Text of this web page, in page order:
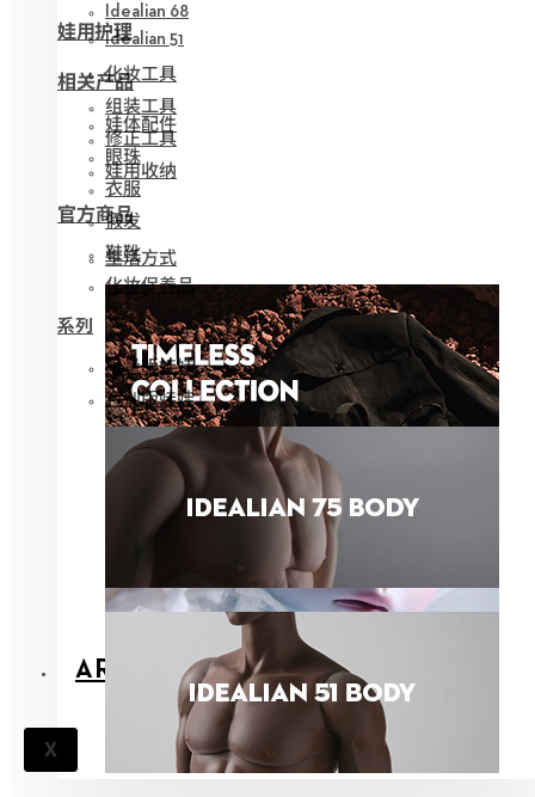
娃用护理
化妆工具
组装工具
修正工具
娃用收纳
官方商品
生活方式
ARCHIVES
X
Idealian 68
Idealian 51
相关产品
娃体配件
眼珠
衣服
假发
鞋靴
化妆保养品
系列
限量版娃娃
特别版娃娃